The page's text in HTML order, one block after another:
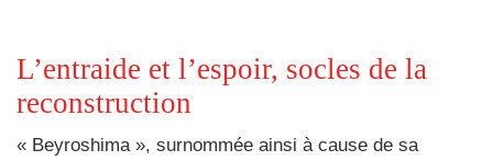
L’entraide et l’espoir, socles de la
reconstruction
« Beyroshima », surnommée ainsi à cause de sa